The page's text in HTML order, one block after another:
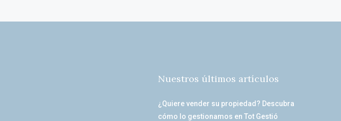
Nuestros últimos artículos
¿Quiere vender su propiedad? Descubra
cómo lo gestionamos en Tot Gestió